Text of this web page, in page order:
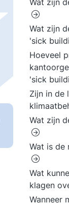
Wat zijn
Wat zijn
'sick
Hoeveel
'sick
Zijn in de
Wat zijn
Wat is de
Wat
klagen
Wanneer